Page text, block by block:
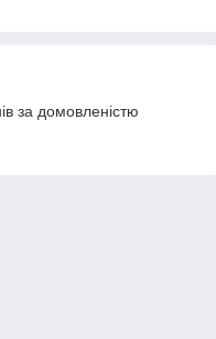
за домовленістю